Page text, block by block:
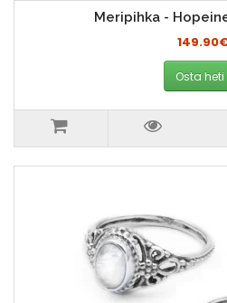
Meripihka -
Osta heti